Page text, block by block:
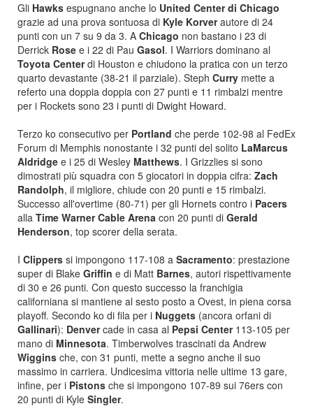
Gli Hawks espugnano anche lo United Center di Chicago
grazie ad una prova sontuosa di Kyle Korverautore di 24
punti con un 7 su 9 da 3. A Chicago non bastano i 23 di
Derrick Rose e i 22 di Pau Gasol. I Warriors dominano al
Toyota Centerdi Houston e chiudono la pratica con un terzo
quarto devastante (38-21 il parziale). Steph Curry mette a
referto una doppia doppia con 27 punti e 11 rimbalzi mentre
per i Rockets sono 23 i punti di Dwight Howard.
Terzo ko consecutivo per Portland che perde 102-98 al FedEx
Forum di Memphis nonostante i 32 punti del solito LaMarcus
Aldridge e i 25 di Wesley Matthews. I Grizzlies si sono
dimostrati più squadra con 5 giocatori in doppia cifra: Zach
Randolph, il migliore, chiude con 20 punti e 15 rimbalzi.
Successo all'overtime (80-71) per gli Hornets contro i Pacers
alla Time Warner Cable Arena con 20 punti di Gerald
Henderson, top scorer della serata.
I Clippers si impongono 117-108 a Sacramento: prestazione
super di Blake Griffin e di Matt Barnes, autori rispettivamente
di 30 e 26 punti. Con questo successo la franchigia
californiana si mantiene al sesto posto a Ovest, in piena corsa
playoff. Secondo ko di fila per i Nuggets (ancora orfani di
Gallinari): Denvercade in casa al Pepsi Center 113-105 per
mano di Minnesota. Timberwolves trascinati da Andrew
Wiggins che, con 31 punti, mette a segno anche il suo
massimo in carriera. Undicesima vittoria nelle ultime 13 gare,
infine, per i Pistons che si impongono 107-89 sui 76ers con
20 punti di Kyle Singler.